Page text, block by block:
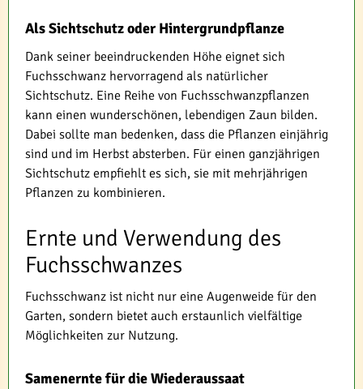
Als Sichtschutz oder Hintergrundpflanze
Dank seiner beeindruckenden Höhe eignet sich
Fuchsschwanz hervorragend als natürlicher
Sichtschutz. Eine Reihe von Fuchsschwanzpflanzen
kann einen wunderschönen, lebendigen Zaun bilden.
Dabei sollte man bedenken, dass die Pflanzen einjährig
sind und im Herbst absterben. Für einen ganzjährigen
Sichtschutz empfiehlt es sich, sie mit mehrjährigen
Pflanzen zu kombinieren.
Ernte und Verwendung des
Fuchsschwanzes
Fuchsschwanz ist nicht nur eine Augenweide für den
Garten, sondern bietet auch erstaunlich vielfältige
Möglichkeiten zur Nutzung.
Samenernte für die Wiederaussaat